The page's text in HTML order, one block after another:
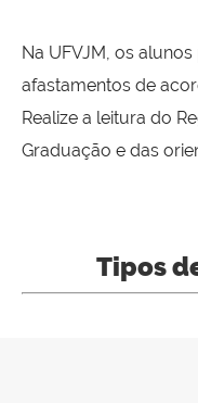
Na UFVJM, os
afastamentos de
Realize a leitura do
Graduação e das
Tipos